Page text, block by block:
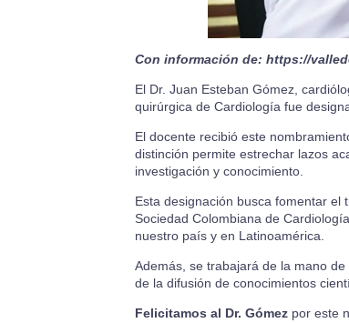
Con información de: https://
El Dr. Juan Esteban Gómez,
quirúrgica de Cardiología fue
El docente recibió este
distinción permite estrechar lazos
investigación y conocimiento.
Esta designación busca fomentar el
Sociedad Colombiana de
nuestro país y en Latinoamérica.
Además, se trabajará de la mano
de la difusión de conocimientos
Felicitamos al Dr. Gómezpor este